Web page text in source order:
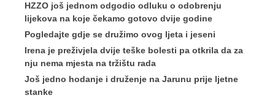
HZZO još jednom odgodio odluku o odobrenju
lijekova na koje čekamo gotovo dvije godine
Pogledajte gdje se družimo ovog ljeta i jeseni
Irena je preživjela dvije teške bolesti pa otkrila da za
nju nema mjesta na tržištu rada
Još jedno hodanje i druženje na Jarunu prije ljetne
stanke